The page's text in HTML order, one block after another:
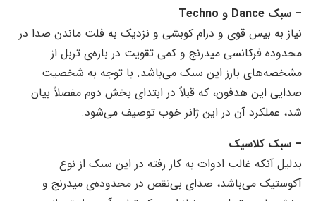
– سبک Dance و Techno
نیاز به بیس قوی و درام کوبشی و نزدیک به فلت ماندن صدا در
محدوده فرکانسی میدرنج و کمی تقویت در بازه‌ی تربل از
مشخصه‌های بارز این سبک می‌باشد. با توجه به شخصیت
صدایی این هدفون، که قبلاً در ابتدای بخش دوم مفصلاً بیان
شد، عملکرد آن در این ژانر خوب توصیف می‌شود.
– سبک کلاسیک
بدلیل آنکه غالب ادوات به کار رفته در این سبک از نوع
آکوستیک می‌باشد، صدای بی‌نقص در محدوده‌ی میدرنج و